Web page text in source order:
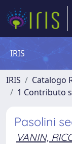
IRIS
IRIS
Catalogo
1 Contributo
Pasolini
VANIN,